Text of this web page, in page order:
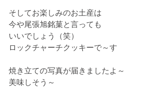
そしてお楽しみのお土産は
今や尾張旭銘菓と言っても
いいでしょう（笑）
ロックチャーチクッキーで～す
焼き立ての写真が届きましたよ～
美味しそう～